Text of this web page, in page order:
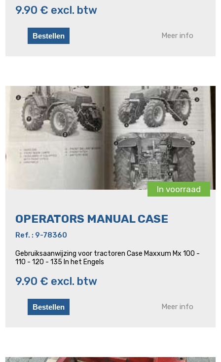
9.90 € excl. btw
Meer info
In voorraad
OPERATORS MANUAL CASE
Ref. : 9-78360
Gebruiksaanwijzing voor tractoren Case Maxxum Mx 100 -
110 - 120 - 135 In het Engels
9.90 € excl. btw
Meer info